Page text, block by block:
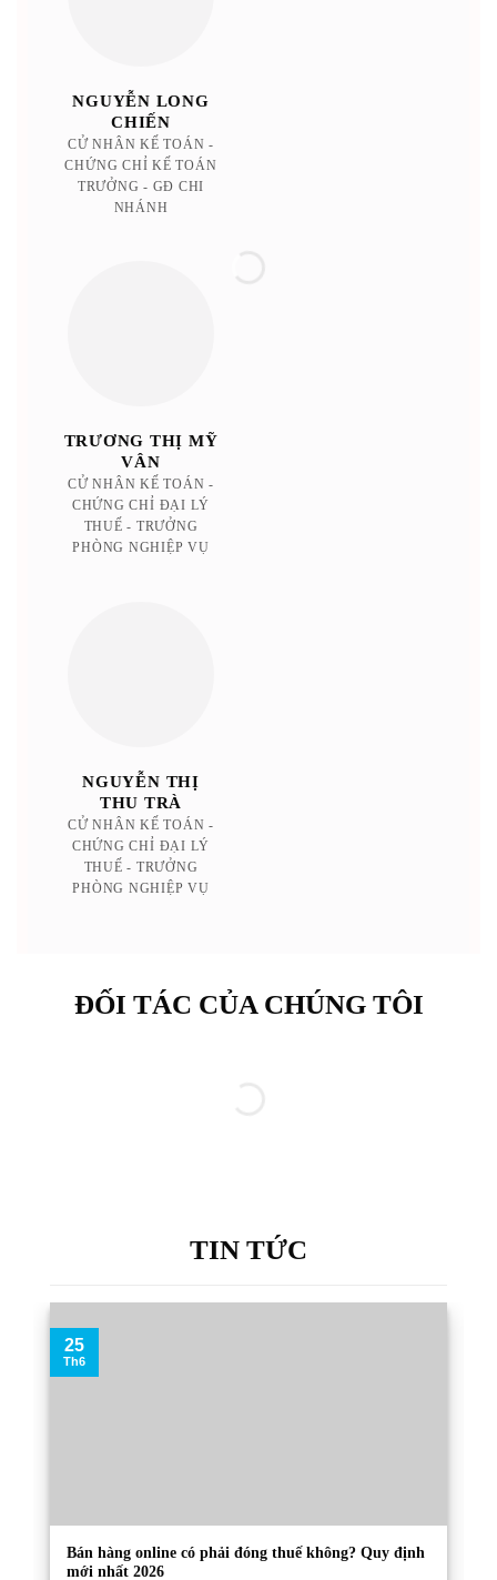
NGUYỄN LONG
CHIẾN
CỬ NHÂN KẾ TOÁN -
CHỨNG CHỈ KẾ TOÁN
TRƯỞNG - GĐ CHI
NHÁNH
TRƯƠNG THỊ MỸ
VÂN
CỬ NHÂN KẾ TOÁN -
CHỨNG CHỈ ĐẠI LÝ
THUẾ - TRƯỞNG
PHÒNG NGHIỆP VỤ
NGUYỄN THỊ
THU TRÀ
CỬ NHÂN KẾ TOÁN -
CHỨNG CHỈ ĐẠI LÝ
THUẾ - TRƯỞNG
PHÒNG NGHIỆP VỤ
ĐỐI TÁC CỦA CHÚNG TÔI
TIN TỨC
Bán hàng online có phải đóng thuế không? Quy định
mới nhất 2026
25
Th6